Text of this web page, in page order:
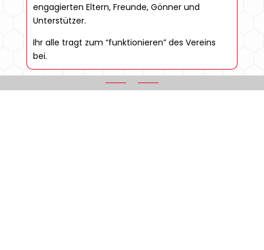
engagierten Eltern, Freunde, Gönner und
Unterstützer.
Ihr alle tragt zum “funktionieren” des Vereins
bei.